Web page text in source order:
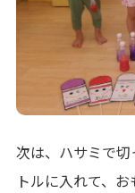
次は、ハサミで
トルに入れて、